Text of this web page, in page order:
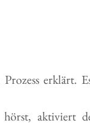
erklärt.
aktiviert